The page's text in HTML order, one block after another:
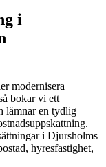
i
modernisera
bokar vi ett
lämnar en tydlig
i Djursholms
hyresfastighet,